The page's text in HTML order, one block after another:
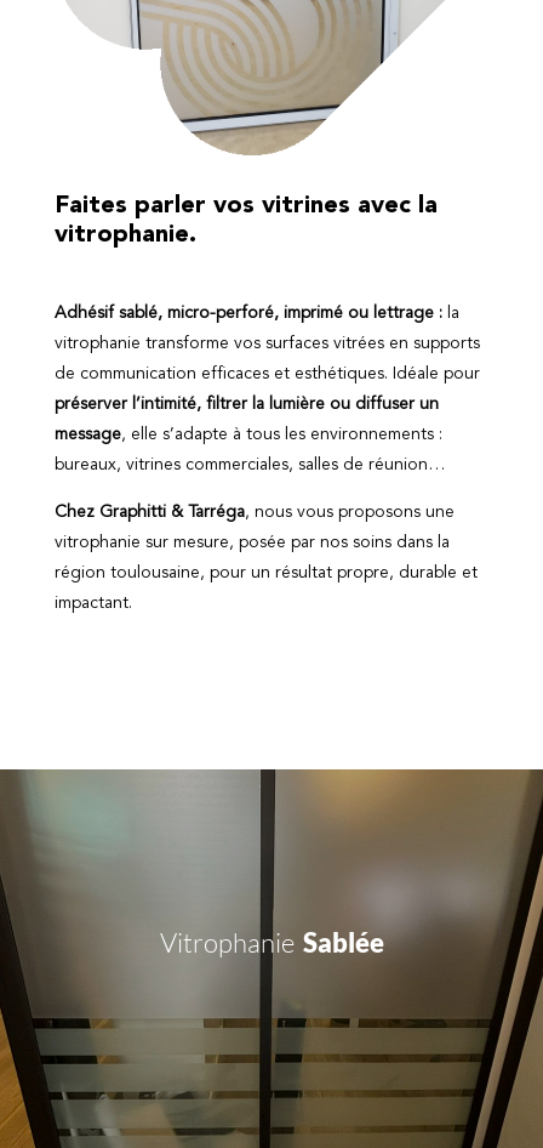
Faites parler vos vitrines avec la
vitrophanie.
Adhésif sablé, micro-perforé, imprimé ou lettrage :la
vitrophanie transforme vos surfaces vitrées en supports
de communication efficaces et esthétiques. Idéale pour
préserver l’intimité, filtrer la lumière ou diffuser un
message, elle s’adapte à tous les environnements :
bureaux, vitrines commerciales, salles de réunion…
Chez Graphitti & Tarréga, nous vous proposons une
vitrophanie sur mesure, posée par nos soins dans la
région toulousaine, pour un résultat propre, durable et
impactant.
Vitrophanie Sablée